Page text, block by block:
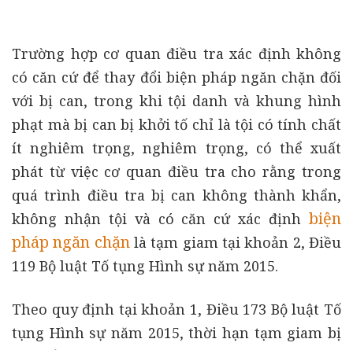
Trường hợp cơ quan điều tra xác định không
có căn cứ để thay đổi biện pháp ngăn chặn đối
với bị can, trong khi tội danh và khung hình
phạt mà bị can bị khởi tố chỉ là tội có tính chất
ít nghiêm trọng, nghiêm trọng, có thể xuất
phát từ việc cơ quan điều tra cho rằng trong
quá trình điều tra bị can không thành khẩn,
không nhận tội và có căn cứ xác định biện
pháp ngăn chặnlà tạm giam tại khoản 2, Điều
119 Bộ luật Tố tụng Hình sự năm 2015.
Theo quy định tại khoản 1, Điều 173 Bộ luật Tố
tụng Hình sự năm 2015, thời hạn tạm giam bị